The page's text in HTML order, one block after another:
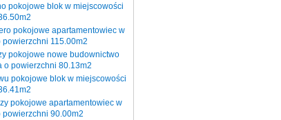
pokojowe blok w miejscowości
pokojowe apartamentowiec w
115.00m2
pokojowe nowe budownictwo
o powierzchni 80.13m2
pokojowe blok w miejscowości
pokojowe apartamentowiec w
90.00m2